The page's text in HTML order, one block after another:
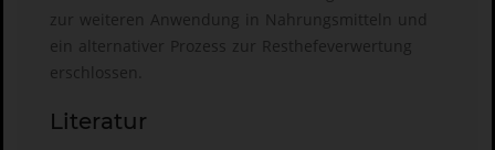
zur weiteren Anwendung in Nahrungsmitteln und
ein alternativer Prozess zur Resthefeverwertung
erschlossen.
Literatur